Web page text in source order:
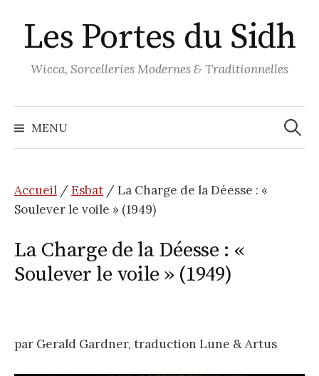
au
contenu
Les Portes du Sidh
Wicca, Sorcelleries Modernes & Traditionnelles
MENU
Accueil /Esbat / La Charge de la Déesse : «
Soulever le voile » (1949)
La Charge de la Déesse : «
Soulever le voile » (1949)
par Gerald Gardner, traduction Lune & Artus